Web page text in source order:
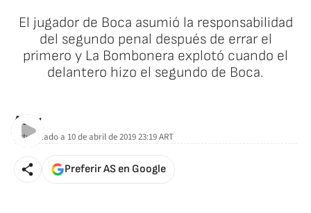
El jugador de Boca asumió la responsabilidad
del segundo penal después de errar el
primero y La Bombonera explotó cuando el
delantero hizo el segundo de Boca.
AStv
Actualizado a 10 de abril de 2019 23:19ART
Preferir AS en Google